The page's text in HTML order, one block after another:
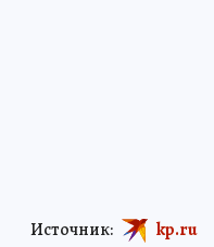
Источник: kp.ru